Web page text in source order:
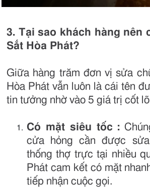
3. Tại sao khách hàng nên
Sắt Hòa Phát?
Giữa hàng trăm đơn vị sửa
Hòa Phát vẫn luôn là cái tên
tin tưởng nhờ vào 5 giá trị cốt
Có mặt siêu tốc :
cửa hỏng cần được
thống thợ trực tại nhiều
Phát cam kết có mặt
tiếp nhận cuộc gọi.